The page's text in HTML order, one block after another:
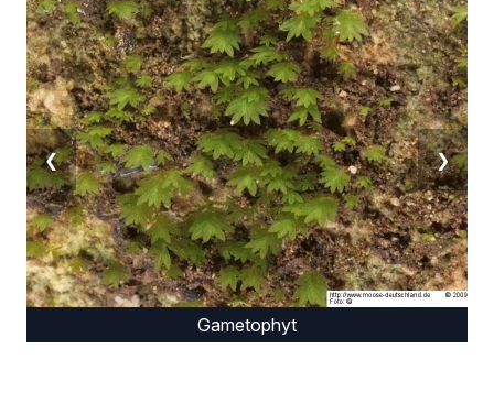
Gametophyt
❮ ❯